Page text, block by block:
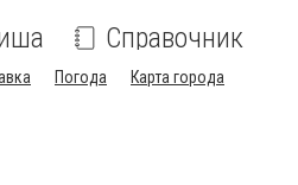
Справочник
Погода Карта города